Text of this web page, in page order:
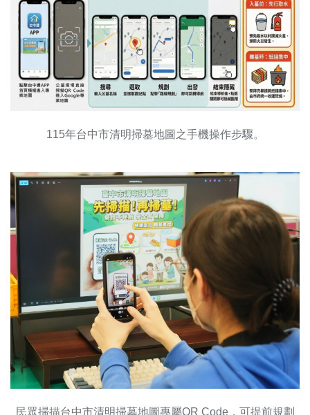
115年台中市清明掃墓地圖之手機操作步驟。
民眾掃描台中市清明掃墓地圖專屬QR Code，可提前規劃